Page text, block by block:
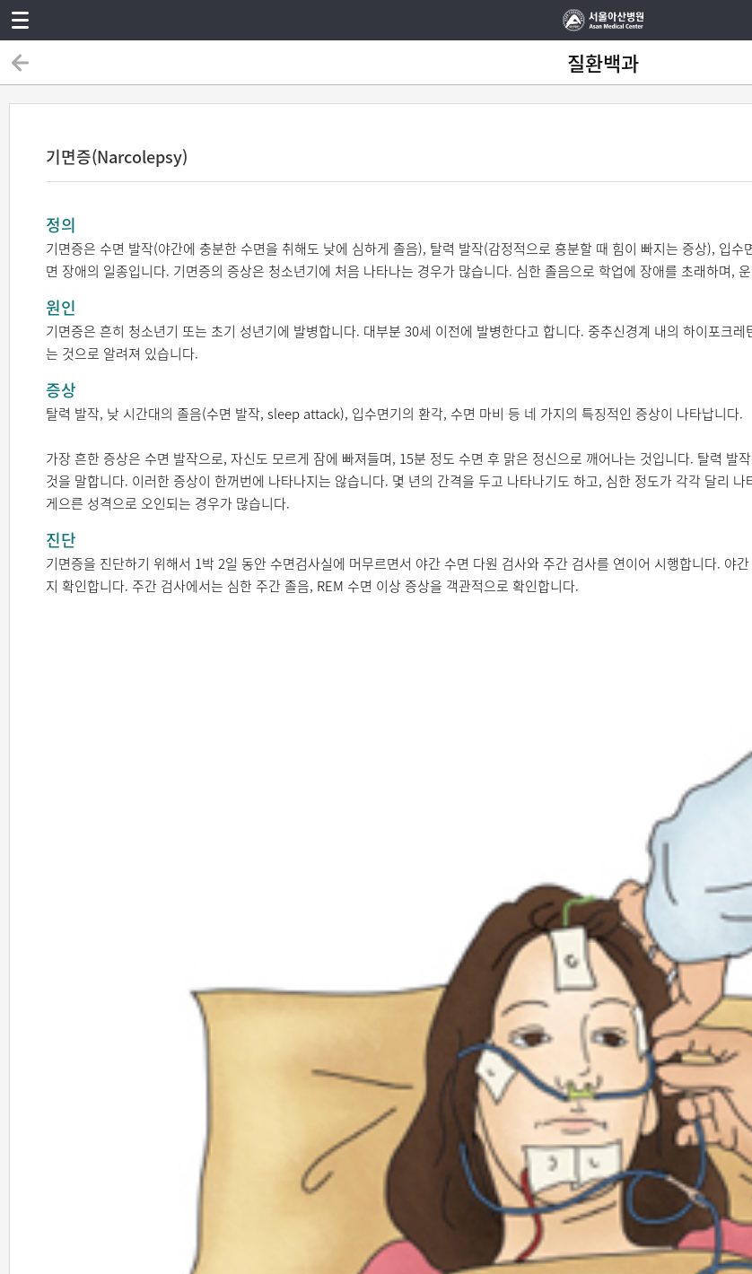
질환백과
기면증(Narcolepsy)
정의
기면증은 수면 발작(야간에 충분한 수면을 취해도 낮에 심하게 졸음), 탈력 발작(감정적으로 흥분할 때 힘이 빠지는 증상), 입
면 장애의 일종입니다. 기면증의 증상은 청소년기에 처음 나타나는 경우가 많습니다. 심한 졸음으로 학업에 장애를 초래하며,
원인
기면증은 흔히 청소년기 또는 초기 성년기에 발병합니다. 대부분 30세 이전에 발병한다고 합니다. 중추신경계 내의 하이포크
는 것으로 알려져 있습니다.
증상
탈력 발작, 낮 시간대의 졸음(수면 발작, sleep attack), 입수면기의 환각, 수면 마비 등 네 가지의 특징적인 증상이 나타납니다.
가장 흔한 증상은 수면 발작으로, 자신도 모르게 잠에 빠져들며, 15분 정도 수면 후 맑은 정신으로 깨어나는 것입니다. 탈력 발
것을 말합니다. 이러한 증상이 한꺼번에 나타나지는 않습니다. 몇 년의 간격을 두고 나타나기도 하고, 심한 정도가 각각 달리
게으른 성격으로 오인되는 경우가 많습니다.
진단
기면증을 진단하기 위해서 1박 2일 동안 수면검사실에 머무르면서 야간 수면 다원 검사와 주간 검사를 연이어 시행합니다. 야
지 확인합니다. 주간 검사에서는 심한 주간 졸음, REM 수면 이상 증상을 객관적으로 확인합니다.